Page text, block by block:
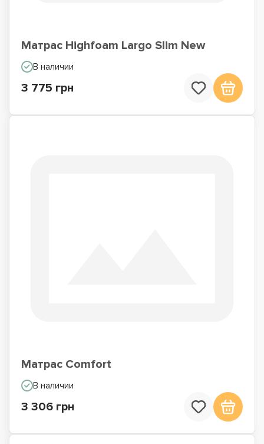
Матрас Highfoam Largo Slim New
В наличии
3 775 грн
Матрас Comfort
В наличии
3 306 грн